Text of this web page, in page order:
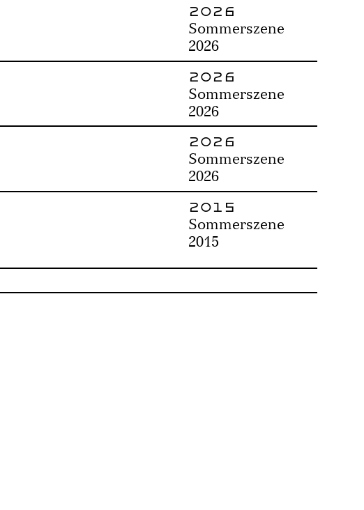
2026
Sommerszene
2026
2026
Sommerszene
2026
2026
Sommerszene
2026
2015
Sommerszene
2015